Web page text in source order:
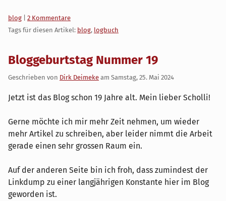
Kategorien:
blog
2 Kommentare
Tags für diesen Artikel: blog, logbuch
Bloggeburtstag Nummer 19
Geschrieben von Dirk Deimeke am Samstag, 25. Mai 2024
Jetzt ist das Blog schon 19 Jahre alt. Mein lieber Scholli!
Gerne möchte ich mir mehr Zeit nehmen, um wieder
mehr Artikel zu schreiben, aber leider nimmt die Arbeit
gerade einen sehr grossen Raum ein.
Auf der anderen Seite bin ich froh, dass zumindest der
Linkdump zu einer langjährigen Konstante hier im Blog
geworden ist.